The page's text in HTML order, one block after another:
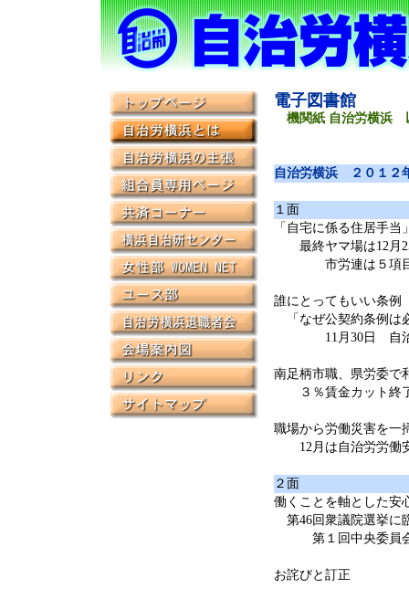
電子図書館
機関紙 自治労横浜
自治労横浜 ２０１２
１面
「自宅に係る住居手
最終ヤマ場は12月
市労連は５項目
誰にとってもいい条例
「なぜ公契約条例は
11月30日 自治
南足柄市職、県労委で
３％賃金カット終
職場から労働災害を一
12月は自治労労働
２面
働くことを軸とした安
第46回衆議院選挙に
第１回中央委員会
お詫びと訂正